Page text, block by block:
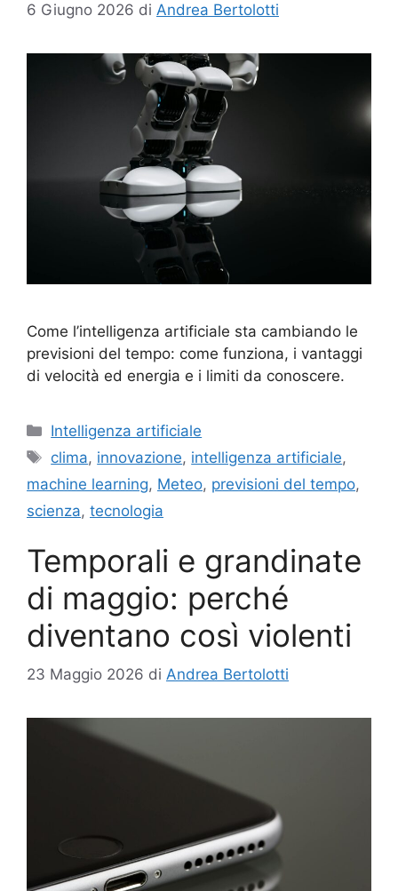
6 Giugno 2026 di Andrea Bertolotti
Come l’intelligenza artificiale sta cambiando le
previsioni del tempo: come funziona, i vantaggi
di velocità ed energia e i limiti da conoscere.
Categorie
Intelligenza artificiale
Tag
clima, innovazione, intelligenza artificiale,
machine learning, Meteo, previsioni del tempo,
scienza, tecnologia
Temporali e grandinate
di maggio: perché
diventano così violenti
23 Maggio 2026 di Andrea Bertolotti